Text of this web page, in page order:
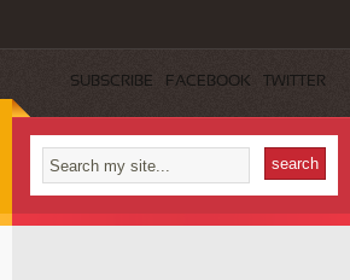
SUBSCRIBE FACEBOOK TWITTER